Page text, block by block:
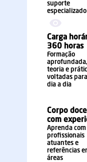
suporte
especializado
Carga
360 horas
Formação
teoria e
voltadas
dia a dia
Corpo
com
Aprenda com
profissionais
atuantes e
referências
áreas